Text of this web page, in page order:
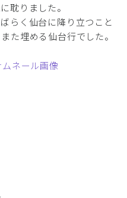
耽りました。
らく仙台に降り立つこと
た埋める仙台行でした。